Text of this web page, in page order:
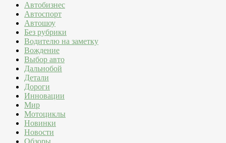
Автобизнес
Автоспорт
Автошоу
Без рубрики
Водителю на заметку
Вождение
Выбор авто
Дальнобой
Детали
Дороги
Инновации
Мир
Мотоциклы
Новинки
Новости